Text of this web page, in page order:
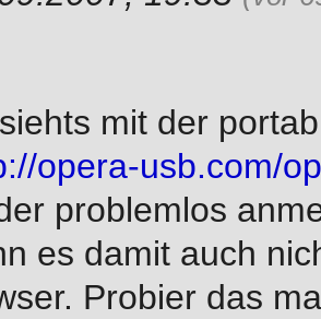
mit der
opera-usb.com/
problemlos
es damit auch
Probier das